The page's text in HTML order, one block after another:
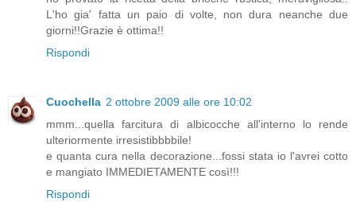
L'ho gia' fatta un paio di volte, non dura neanche due
giorni!!Grazie è ottima!!
Rispondi
Cuochella 2 ottobre 2009 alle ore 10:02
mmm...quella farcitura di albicocche all'interno lo rende
ulteriormente irresistibbbbile!
e quanta cura nella decorazione...fossi stata io l'avrei cotto
e mangiato IMMEDIETAMENTE così!!!
Rispondi